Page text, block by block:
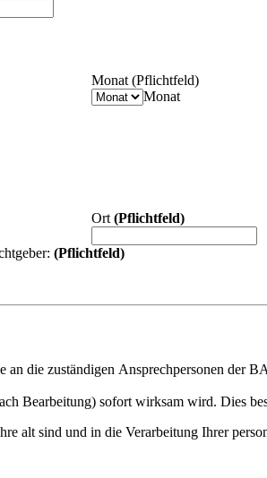
Monat (Pflichtfeld)
Monat
Ort (Pflichtfeld)
(Pflichtfeld)
an die zuständigen Ansprechpersonen
Bearbeitung) sofort wirksam wird. Dies
alt sind und in die Verarbeitung Ihrer